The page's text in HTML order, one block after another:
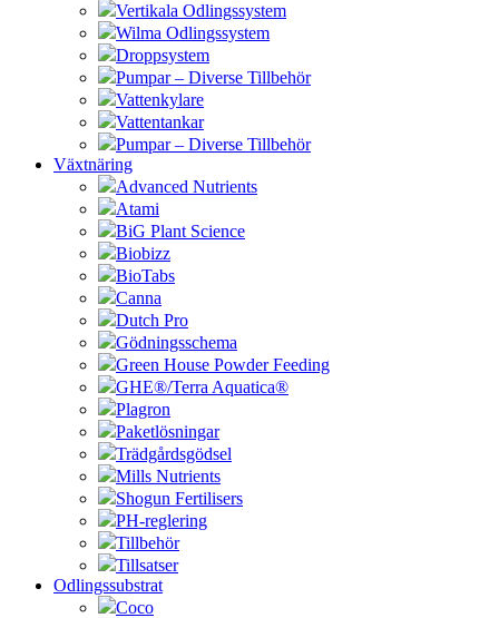
Vertikala Odlingssystem
Wilma Odlingssystem
Droppsystem
Pumpar – Diverse Tillbehör
Vattenkylare
Vattentankar
Pumpar – Diverse Tillbehör
Växtnäring
Advanced Nutrients
Atami
BiG Plant Science
Biobizz
BioTabs
Canna
Dutch Pro
Gödningsschema
Green House Powder Feeding
GHE®/Terra Aquatica®
Plagron
Paketlösningar
Trädgårdsgödsel
Mills Nutrients
Shogun Fertilisers
PH-reglering
Tillbehör
Tillsatser
Odlingssubstrat
Coco